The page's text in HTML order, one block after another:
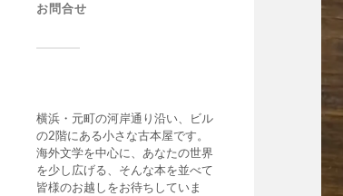
お問合せ
横浜・元町の河岸通り沿い、ビル
の2階にある小さな古本屋です。
海外文学を中心に、あなたの世界
を少し広げる、そんな本を並べて
皆様のお越しをお待ちしていま